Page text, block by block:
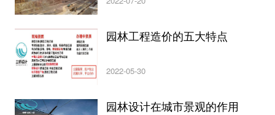
园林工程造价的五大特点
2022-05-30
园林设计在城市景观的作用